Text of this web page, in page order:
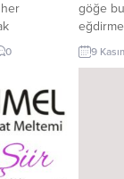
bekleyen
aktığım
mı güzel
M –
0
göğe
bu
9